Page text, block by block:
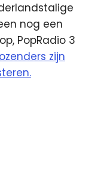
nog een
PopRadio 3
zijn